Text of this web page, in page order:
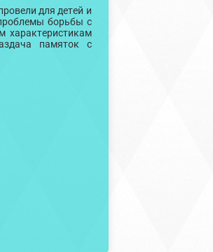
для детей и
борьбы с
характеристикам
памяток с